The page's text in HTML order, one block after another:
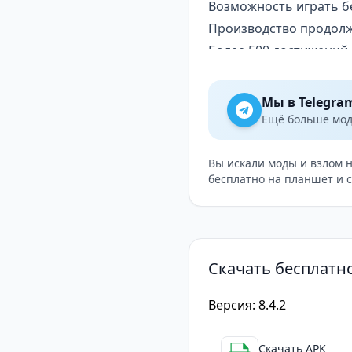
Возможность играть
Производство
Более 500
Если вы любите
Crafting Idle Clicker
огромное
магнатом и создайте
Мы в
Ещё больше
Вы искали моды и взлом
бесплатно на планшет и
Скачать
Версия: 8.4.2
Скачать APK